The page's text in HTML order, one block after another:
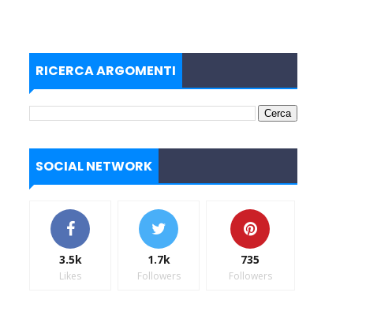
RICERCA ARGOMENTI
SOCIAL NETWORK
3.5k
Likes
1.7k
Followers
735
Followers